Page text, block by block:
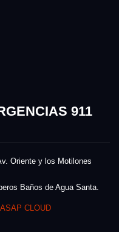
911
Oriente y los Motilones
Baños de Agua Santa.
ASAP CLOUD